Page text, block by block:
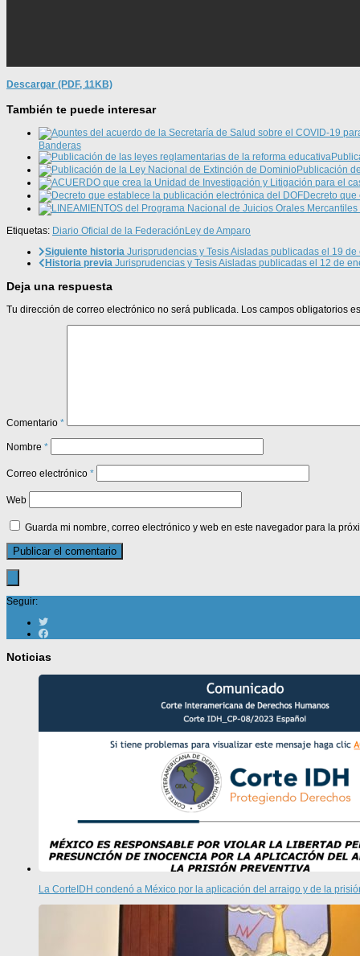
Descargar (PDF, 11KB)
También te puede interesar
Banderas
Publicación
Decreto
Etiquetas: Diario Oficial de la Federación Ley de Amparo
Siguiente historia Jurisprudencias y Tesis Aisladas publicadas el 19 de
Historia previa Jurisprudencias y Tesis Aisladas publicadas el 12 de
Deja una respuesta
Tu dirección de correo electrónico no será publicada. Los campos obligatorios
Comentario *
Nombre *
Correo electrónico *
Web
Guarda mi nombre, correo electrónico y web en este navegador para la
Seguir:
Noticias
La CorteIDH condenó a México por la aplicación del arraigo y de la